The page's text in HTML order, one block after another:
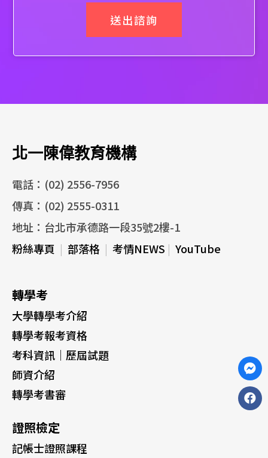
送出諮詢
北一陳偉教育機構
電話：(02) 2556-7956
傳真：(02) 2555-0311
地址：台北市承德路一段35號2樓-1
粉絲專頁 | 部落格 | 考情NEWS | YouTube
轉學考
大學轉學考介紹
轉學考報考資格
考科資訊｜歷屆試題
師資介紹
轉學考書審
證照檢定
記帳士證照課程